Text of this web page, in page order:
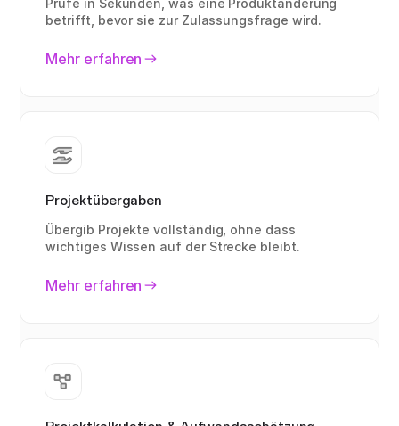
betrifft, bevor sie zur Zulassungsfrage wird.
Mehr erfahren
Projektübergaben
Übergib Projekte vollständig, ohne dass
wichtiges Wissen auf der Strecke bleibt.
Mehr erfahren